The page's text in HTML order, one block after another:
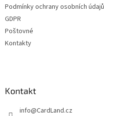
Podmínky ochrany osobních údajů
GDPR
Poštovné
Kontakty
Kontakt
info@CardLand.cz